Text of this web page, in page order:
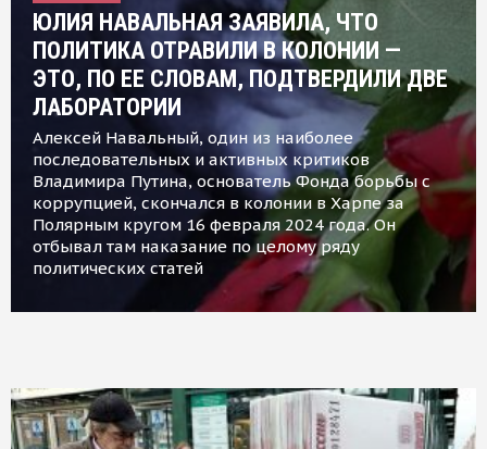
ЮЛИЯ НАВАЛЬНАЯ ЗАЯВИЛА, ЧТО
ПОЛИТИКА ОТРАВИЛИ В КОЛОНИИ —
ЭТО, ПО ЕЕ СЛОВАМ, ПОДТВЕРДИЛИ ДВЕ
ЛАБОРАТОРИИ
Алексей Навальный, один из наиболее
последовательных и активных критиков
Владимира Путина, основатель Фонда борьбы с
коррупцией, скончался в колонии в Харпе за
Полярным кругом 16 февраля 2024 года. Он
отбывал там наказание по целому ряду
политических статей